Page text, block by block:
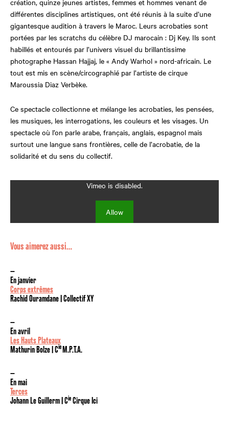
création, quinze jeunes artistes, femmes et hommes venant de
différentes disciplines artistiques, ont été réunis à la suite d’une
gigantesque audition à travers le Maroc. Leurs acrobaties sont
portées par les scratchs du célèbre DJ marocain : Dj Key. Ils sont
habillés et entourés par l’univers visuel du brillantissime
photographe Hassan Hajjaj, le « Andy Warhol » nord-africain. Le
tout est mis en scène/circographié par l’artiste de cirque
Maroussia Diaz Verbèke.
Ce spectacle collectionne et mélange les acrobaties, les pensées,
les musiques, les interrogations, les couleurs et les visages. Un
spectacle où l’on parle arabe, français, anglais, espagnol mais
surtout une langue sans frontières, celle de l’acrobatie, de la
solidarité et du sens du collectif.
Vimeo is disabled.
Allow
Vous aimerez aussi…
—
En janvier
Corps extrêmes
Rachid Ouramdane | Collectif XY
—
En avril
Les Hauts Plateaux
Mathurin Bolze | Cie M.P.T.A.
—
En mai
Terces
Johann Le Guillerm | Cie Cirque Ici